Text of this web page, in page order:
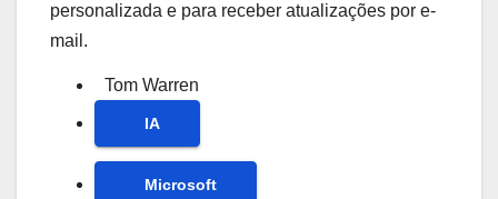
personalizada e para receber atualizações por e-
mail.
Tom Warren
IA
Microsoft